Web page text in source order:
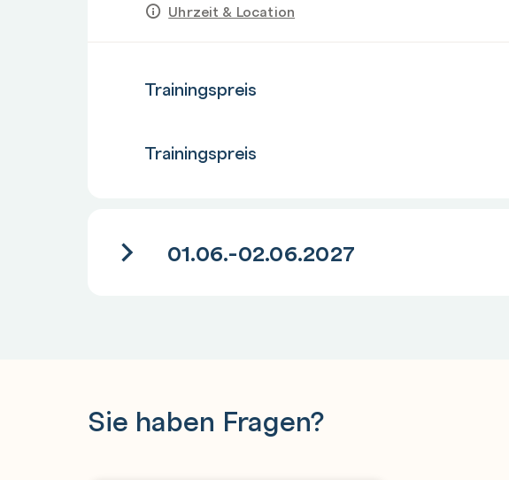
Uhrzeit & Location
Trainingspreis
Trainingspreis
01.06.-02.06.2027
Sie haben Fragen?